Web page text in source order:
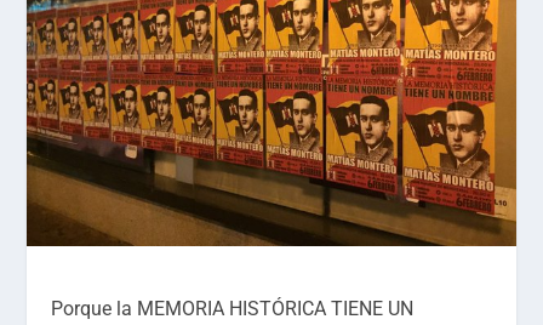
Porque la MEMORIA HISTÓRICA TIENE UN